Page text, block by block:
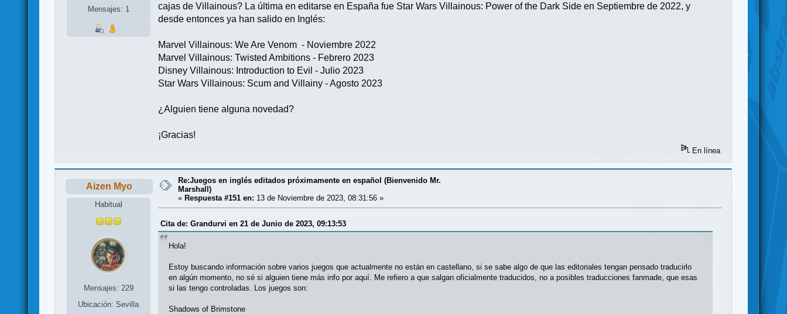
Mensajes: 1
cajas de Villainous? La última en editarse en España fue Star Wars Villainous: Power of the Dark Side en Septiembre de 2022, y
desde entonces ya han salido en Inglés:
Marvel Villainous: We Are Venom - Noviembre 2022
Marvel Villainous: Twisted Ambitions - Febrero 2023
Disney Villainous: Introduction to Evil - Julio 2023
Star Wars Villainous: Scum and Villainy - Agosto 2023
¿Alguien tiene alguna novedad?
¡Gracias!
En línea
Aizen Myo
Habitual
Mensajes: 229
Ubicación: Sevilla
Re:Juegos en inglés editados próximamente en español (Bienvenido Mr.
Marshall)
«Respuesta #151 en: 13 de Noviembre de 2023, 08:31:56 »
Cita de: Grandurvi en 21 de Junio de 2023, 09:13:53
Hola!
Estoy buscando información sobre varios juegos que actualmente no están en castellano, si se sabe algo de que las editoriales tengan pensado traducirlo
en algún momento, no sé si alguien tiene más info por aquí. Me refiero a que salgan oficialmente traducidos, no a posibles traducciones fanmade, que esas
si las tengo controladas. Los juegos son:
Shadows of Brimstone